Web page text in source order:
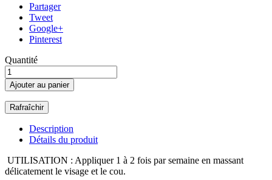
Partager
Tweet
Google+
Pinterest
Quantité
Ajouter au panier
Description
Détails du produit
UTILISATION : Appliquer 1 à 2 fois par semaine en massant
délicatement le visage et le cou.